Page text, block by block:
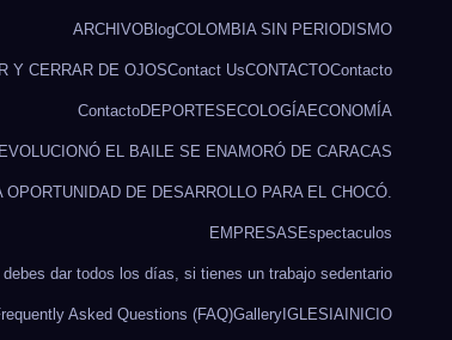
ARCHIVOBlogCOLOMBIA SIN PERIODISMO
Y CERRAR DE OJOSContact UsCONTACTOContacto
ContactoDEPORTES ECOLOGÍAECONOMÍA
EL BAILE SE ENAMORÓ DE CARACAS
DE DESARROLLO PARA EL CHOCÓ.
EMPRESAS Espectaculos
dar todos los días, si tienes un trabajo sedentario
Asked Questions (FAQ)Gallery IGLESIA INICIO